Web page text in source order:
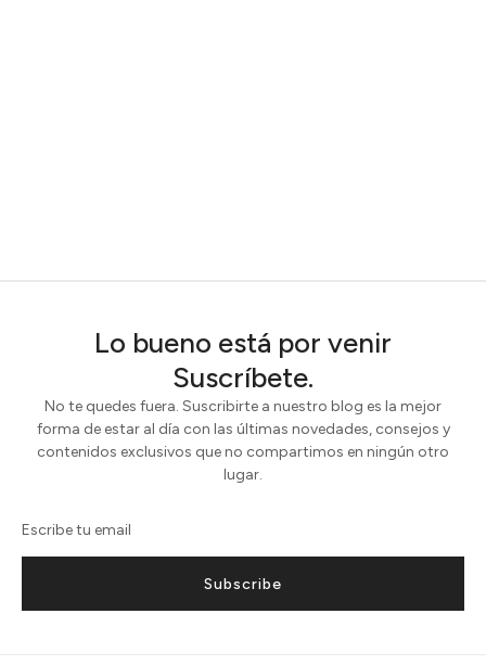
Lo bueno está por venir
Suscríbete.
No te quedes fuera. Suscribirte a nuestro blog es la mejor
forma de estar al día con las últimas novedades, consejos y
contenidos exclusivos que no compartimos en ningún otro
lugar.
Subscribe